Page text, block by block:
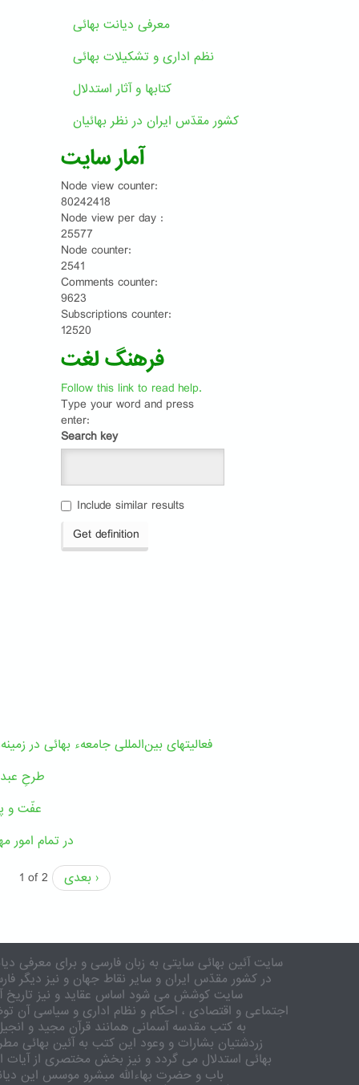
معرفی دیانت بهائی
نظم اداری و تشکیلات بهائی
کتابها و آثار استدلال
کشور مقدّس ایران در نظر بهائیان
آمار سایت
Node view counter:
80242418
Node view per day :
25577
Node counter:
2541
Comments counter:
9623
Subscriptions counter:
12520
فرهنگ لغت
Follow this link to read help.
Type your word and press
enter:
Search key
Include similar results
Get definition
فعالیتهای بین‌المللی جامعهء بهائی در
طرحِ
عفّت و
در تمام امور
1 of 2
بعدی ›
سایت آئین بهائی سایتی به زبان فارسی و برای معرفی
در کشور مقدّس ایران و سایر نقاط جهان و نیز دیگر
سایت کوشش می شود اساس عقاید و نیز تاریخ
اجتماعی و اقتصادی ، احکام و نظام اداری و سیاسی آن
به کتب مقدسه آسمانی همانند قرآن مجید و
زردشتیان بشارات و وعود این کتب به آئین بهائی
بهائی استدلال می گردد و نیز بخش مختصری از
باب و حضرت بهاءالله مبشرو موسس این